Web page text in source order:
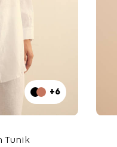
+6
Tunik